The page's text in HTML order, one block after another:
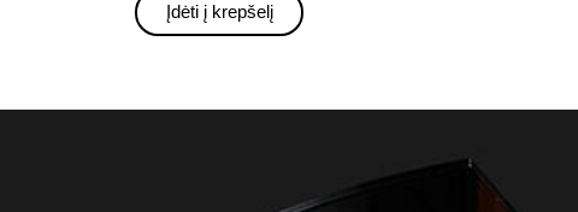
Įdėti į krepšelį